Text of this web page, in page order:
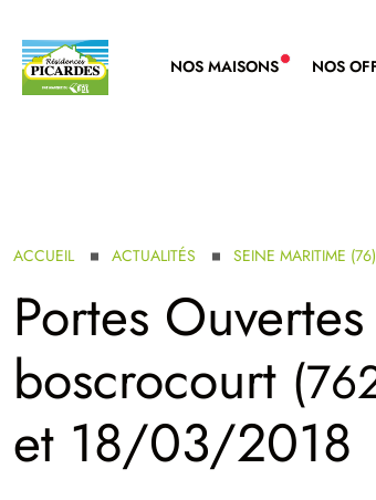
NOS MAISONS NOUVELLE
NOS
ACCUEIL ACTUALITÉS SEINE MARITIME (76)
Portes
boscrocourt
et 18/03/2018